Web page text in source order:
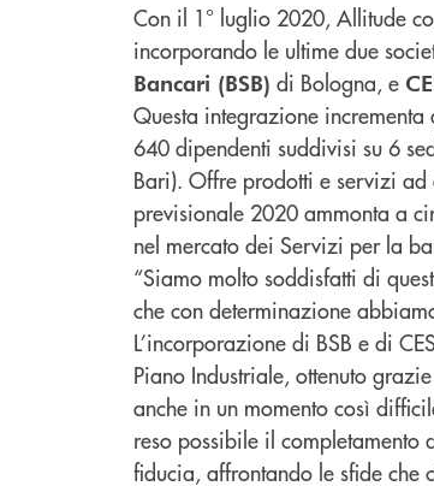
Con il 1° luglio 2020, Allitude
incorporando le ultime due
Bancari (BSB) di Bologna, e
Questa integrazione
640 dipendenti suddivisi su 6
Bari). Offre prodotti e servizi
previsionale 2020 ammonta a
nel mercato dei Servizi per la
“Siamo molto soddisfatti di
che con determinazione
L’incorporazione di BSB e di
Piano Industriale, ottenuto
anche in un momento così
reso possibile il
fiducia, affrontando le sfide che